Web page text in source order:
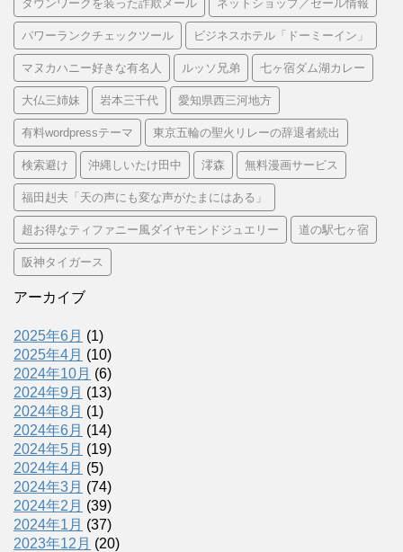
タウンワークを装った詐欺メール ネットショップ／セール情報
パワーランクチェックツール ビジネスホテル「ドーミーイン」
マヌカハニー好きな有名人 ルッソ兄弟 七ヶ宿ダム湖カレー
大仏三姉妹 岩本三千代 愛知県西三河地方
有料wordpressテーマ 東京五輪の聖火リレーの辞退者続出
検索避け 沖縄しいたけ田中 澪森 無料漫画サービス
福田赳夫「天の声にも変な声がたまにはある」
超お得なティファニー風ダイヤモンドジュエリー 道の駅七ヶ宿
阪神タイガース
アーカイブ
2025年6月 (1)
2025年4月 (10)
2024年10月 (6)
2024年9月 (13)
2024年8月 (1)
2024年6月 (14)
2024年5月 (19)
2024年4月 (5)
2024年3月 (74)
2024年2月 (39)
2024年1月 (37)
2023年12月 (20)